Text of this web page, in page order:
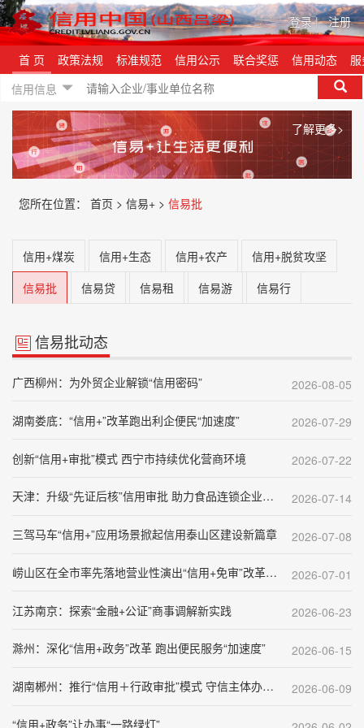
登录| 注册
首 页 政策法规 标准规范 信用公示 联合奖惩 信用动态
信用信息
了解更多>
您所在位置： 首页 > 信易+ > 信易批
信用+煤炭 信用+生态 信用+农产
信用+脱贫攻坚
信易批
信易贷 信易租 信易游 信易行
信易批动态
广西柳州：为外贸企业解锁“信用密码” 2026-08-05
湖南娄底：“信用+”改革跑出利企便民“加速度” 2026-07-29
创新“信用+审批”模式 西宁市持续优化营商环境 2026-07-22
天津：升级“先证后核”信用审批 助力食品连锁企业提质扩容 2026-07-14
三驾马车“信用+”应用场景掀起信用泰山区建设新篇章 2026-07-08
崂山区在全市率先落地营业性演出“信用+免审”改革，首张演出许可顺利核发 2026-07-01
江苏南京：探索“金融+公证”商事调解新实践 2026-06-23
滁州：深化“信用+政务”改革 跑出便民服务“加速度” 2026-06-15
湖南郴州：推行“信用＋行政审批”模式 守信主体办事“快人一步” 2026-06-09
“信用+政务”让办事“一路绿灯”